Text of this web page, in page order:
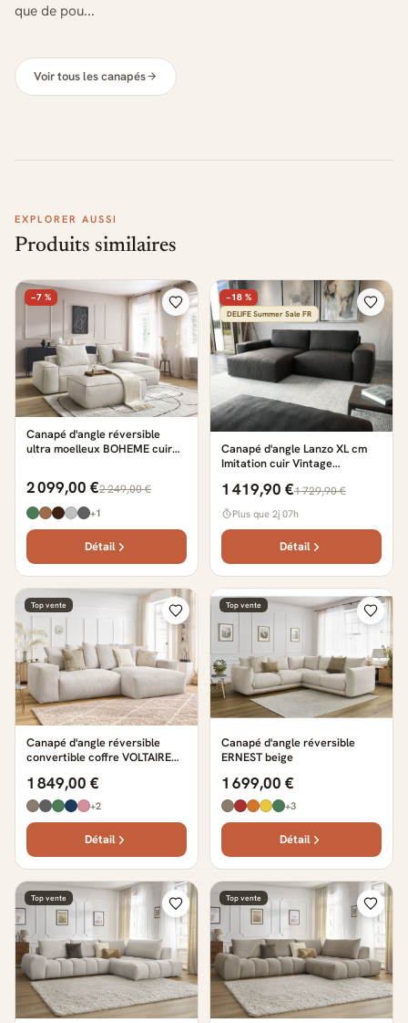
que de pou...
Voir tous les canapés
EXPLORER AUSSI
Produits similaires
−7 %
Canapé d'angle réversible
ultra moelleux BOHEME cuir
2 099,00 €2 249,00 €
+1
Détail
−18 %
DELIFE Summer Sale FR
Canapé d'angle Lanzo XL cm
Imitation cuir Vintage
avec Tabouret
1 419,90 €1 729,90 €
Plus que 2j 07h
Détail
Top vente
Canapé d'angle réversible
convertible coffre VOLTAIRE
1 849,00 €
+2
Détail
Top vente
Canapé d'angle réversible
ERNEST beige
1 699,00 €
+3
Détail
Top vente Top vente